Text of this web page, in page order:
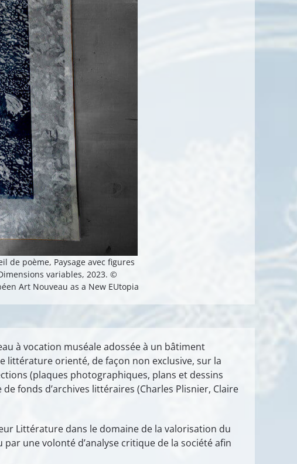
de poème, Paysage avec figures
variables, 2023. ©
Art Nouveau as a New EUtopia
à vocation muséale adossée à un bâtiment
littérature orienté, de façon non exclusive, sur la
(plaques photographiques, plans et dessins
fonds d’archives littéraires (Charles Plisnier, Claire
Littérature dans le domaine de la valorisation du
une volonté d’analyse critique de la société afin